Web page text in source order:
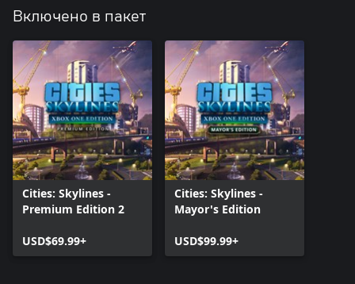
Включено в пакет
Cities: Skylines -
Premium Edition 2
USD$69.99+
Cities: Skylines -
Mayor's Edition
USD$99.99+